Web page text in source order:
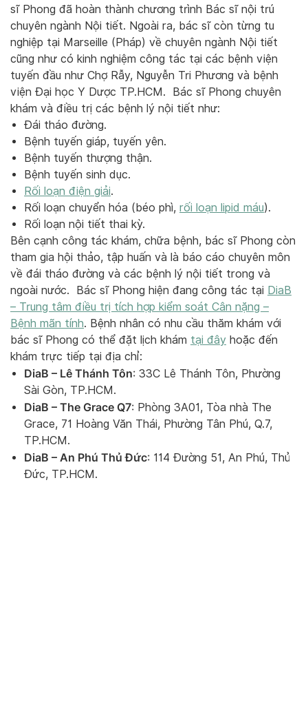
sĩ Phong đã hoàn thành chương trình Bác sĩ nội trú
chuyên ngành Nội tiết. Ngoài ra, bác sĩ còn từng tu
nghiệp tại Marseille (Pháp) về chuyên ngành Nội tiết
cũng như có kinh nghiệm công tác tại các bệnh viện
tuyến đầu như Chợ Rẫy, Nguyễn Tri Phương và bệnh
viện Đại học Y Dược TP.HCM.
Bác sĩ Phong chuyên
khám và điều trị các bệnh lý nội tiết như:
Đái tháo đường.
Bệnh tuyến giáp, tuyến yên.
Bệnh tuyến thượng thận.
Bệnh tuyến sinh dục.
Rối loạn điện giải.
Rối loạn chuyển hóa (béo phì, rối loạn lipid máu).
Rối loạn nội tiết thai kỳ.
Bên cạnh công tác khám, chữa bệnh, bác sĩ Phong còn
tham gia hội thảo, tập huấn và là báo cáo chuyên môn
về đái tháo đường và các bệnh lý nội tiết trong và
ngoài nước.
Bác sĩ Phong hiện đang công tác tại DiaB
– Trung tâm điều trị tích hợp kiểm soát Cân nặng –
Bệnh mãn tính. Bệnh nhân có nhu cầu thăm khám với
bác sĩ Phong có thể đặt lịch khám tại đây hoặc đến
khám trực tiếp tại địa chỉ:
DiaB – Lê Thánh Tôn: 33C Lê Thánh Tôn, Phường
Sài Gòn, TP.HCM.
DiaB – The Grace Q7: Phòng 3A01, Tòa nhà The
Grace, 71 Hoàng Văn Thái, Phường Tân Phú, Q.7,
TP.HCM.
DiaB – An Phú Thủ Đức: 114 Đường 51, An Phú, Thủ
Đức, TP.HCM.